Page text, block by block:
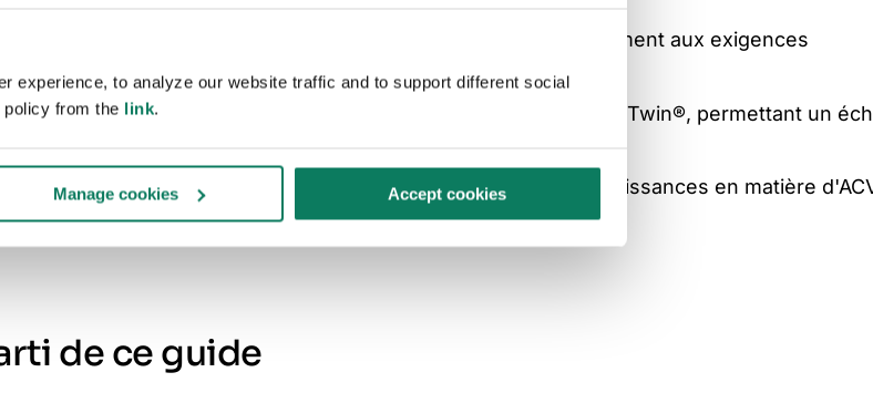
experience, to analyze our website traffic and to support different social
from the link.
Manage cookies Accept cookies
et les professionnels de la construction à répondre efficacement aux exigences
durable.
, notamment Autodesk Revit®, Tekla Structures® et Bentley iTwin®, permettant un
de formation mondiale
, garantissant le développement des connaissances en matière
de ce guide